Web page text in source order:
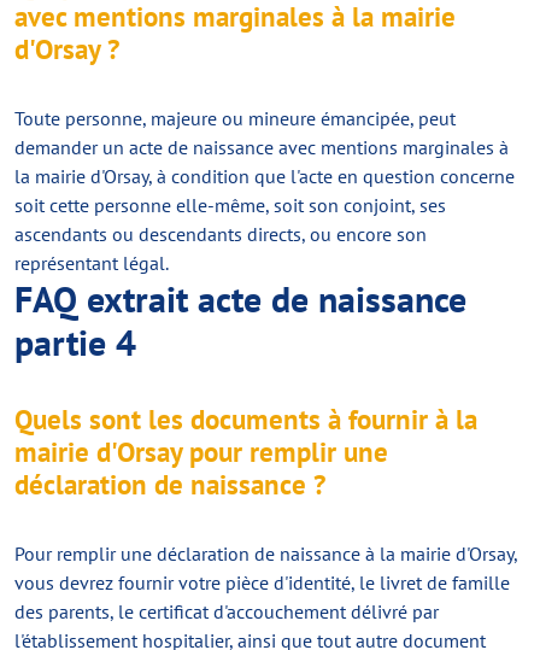
avec mentions marginales à la mairie
d'Orsay ?
Toute personne, majeure ou mineure émancipée, peut
demander un acte de naissance avec mentions marginales à
la mairie d'Orsay, à condition que l'acte en question concerne
soit cette personne elle-même, soit son conjoint, ses
ascendants ou descendants directs, ou encore son
représentant légal.
FAQ extrait acte de naissance
partie 4
Quels sont les documents à fournir à la
mairie d'Orsay pour remplir une
déclaration de naissance ?
Pour remplir une déclaration de naissance à la mairie d'Orsay,
vous devrez fournir votre pièce d'identité, le livret de famille
des parents, le certificat d'accouchement délivré par
l'établissement hospitalier, ainsi que tout autre document